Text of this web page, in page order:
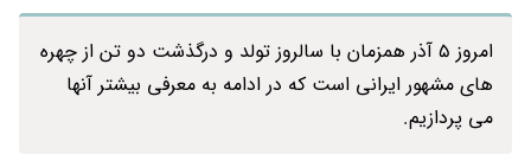
امروز 5 آذر همزمان با سالروز تولد و درگذشت دو تن از چهره
های مشهور ایرانی است که در ادامه به معرفی بیشتر آنها
می پردازیم.